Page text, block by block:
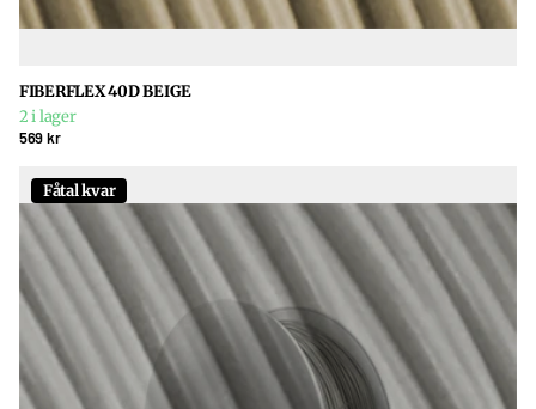
FIBERFLEX 40D BEIGE
2 i lager
569 kr
Fåtal kvar